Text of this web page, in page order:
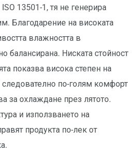
13501-1, тя не генерира
Благодарение на високата
влажността в
балансирана. Ниската стойност
показва висока степен на
следователно по-голям комфорт
за охлаждане през лятото.
и използването на
продукта по-лек от